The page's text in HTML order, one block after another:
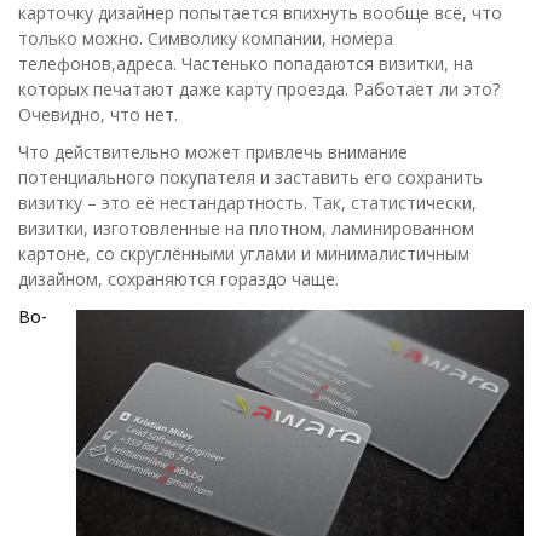
карточку дизайнер попытается впихнуть вообще всё, что
только можно. Символику компании, номера
телефонов,адреса. Частенько попадаются визитки, на
которых печатают даже карту проезда. Работает ли это?
Очевидно, что нет.
Что действительно может привлечь внимание
потенциального покупателя и заставить его сохранить
визитку – это её нестандартность. Так, статистически,
визитки, изготовленные на плотном, ламинированном
картоне, со скруглёнными углами и минималистичным
дизайном, сохраняются гораздо чаще.
Во-